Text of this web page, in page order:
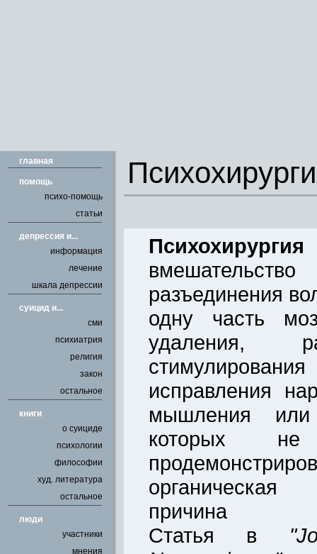
главная
помощь
психо-помощь
статьи
депрессия и...
информация
лечение
шкала депрессии
cуицид и...
сми
психиатрия
религия
закон
остальное
книги
о суициде
психологии
философии
худ. литература
остальное
люди
участники
мнения
Психохирургия
разъединения
одну часть
удаления,
исправления
мышления или
которых
причина
Статья в